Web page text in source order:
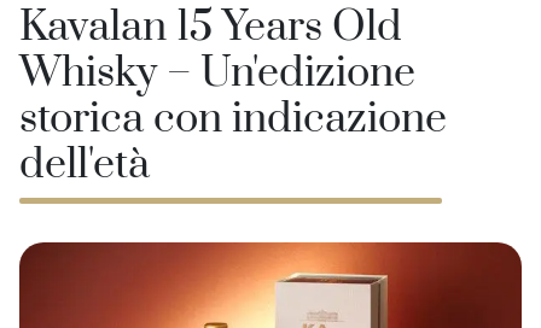
Kavalan 15 Years Old
Whisky – Un'edizione
storica con indicazione
dell'età